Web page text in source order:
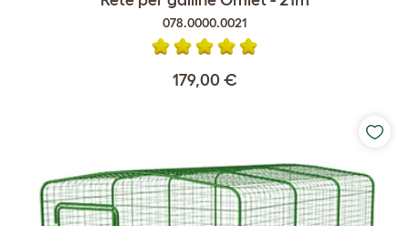
078.0000.0021
179,00 €